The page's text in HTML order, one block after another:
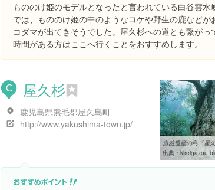
もののけ姫のモデルとなったと言われている白谷雲水
では、もののけ姫の中のようなコケや野生の鹿などが
コダマが出てきそうでした。屋久杉への道とも繋がっ
時間がある方はここへ行くことをおすすめします。
C 屋久杉
鹿児島県熊毛郡屋久島町
http://www.yakushima-town.jp/
自然遺産の島『屋
出典：